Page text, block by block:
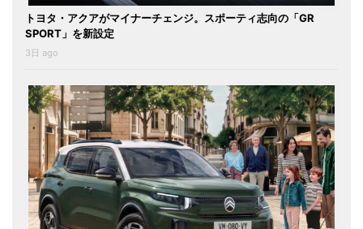
トヨタ・アクアがマイナーチェンジ。スポーティ志向の「GR
SPORT」を新設定
3日 ago